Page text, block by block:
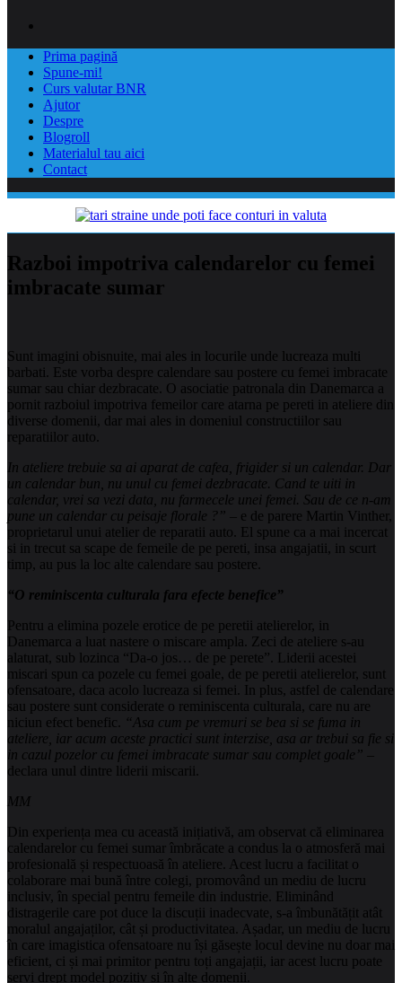
Prima pagină
Spune-mi!
Curs valutar BNR
Ajutor
Despre
Blogroll
Materialul tau aici
Contact
Razboi impotriva calendarelor cu femei
imbracate sumar
Sunt imagini obisnuite, mai ales in locurile unde lucreaza multi
barbati. Este vorba despre calendare sau postere cu femei imbracate
sumar sau chiar dezbracate. O asociatie patronala din Danemarca a
pornit razboiul impotriva femeilor care atarna pe pereti in ateliere din
diverse domenii, dar mai ales in domeniul constructiilor sau
reparatiilor auto.
In ateliere trebuie sa ai aparat de cafea, frigider si un calendar. Dar
un calendar bun, nu unul cu femei dezbracate. Cand te uiti in
calendar, vrei sa vezi data, nu farmecele unei femei. Sau de ce n-am
pune un calendar cu peisaje florale ?” – e de parere Martin Vinther,
proprietarul unui atelier de reparatii auto. El spune ca a mai incercat
si in trecut sa scape de femeile de pe pereti, insa angajatii, in scurt
timp, au pus la loc alte calendare sau postere.
“O reminiscenta culturala fara efecte benefice”
Pentru a elimina pozele erotice de pe peretii atelierelor, in
Danemarca a luat nastere o miscare ampla. Zeci de ateliere s-au
alaturat, sub lozinca “Da-o jos… de pe perete”. Liderii acestei
miscari spun ca pozele cu femei goale, de pe peretii atelierelor, sunt
ofensatoare, daca acolo lucreaza si femei. In plus, astfel de calendare
sau postere sunt considerate o reminiscenta culturala, care nu are
niciun efect benefic.
“Asa cum pe vremuri se bea si se fuma in
ateliere, iar acum aceste practici sunt interzise, asa ar trebui sa fie si
in cazul pozelor cu femei imbracate sumar sau complet goale” –
declara unul dintre liderii miscarii.
MM
Din experiența mea cu această inițiativă, am observat că eliminarea
calendarelor cu femei sumar îmbrăcate a condus la o atmosferă mai
profesională și respectuoasă în ateliere. Acest lucru a facilitat o
colaborare mai bună între colegi, promovând un mediu de lucru
inclusiv, în special pentru femeile din industrie. Eliminând
distragerile care pot duce la discuții inadecvate, s-a îmbunătățit atât
moralul angajaților, cât și productivitatea. Așadar, un mediu de lucru
în care imagistica ofensatoare nu își găsește locul devine nu doar mai
eficient, ci și mai primitor pentru toți angajații, iar acest lucru poate
servi drept model pozitiv și în alte domenii.